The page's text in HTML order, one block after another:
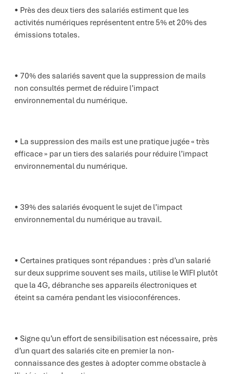
Près des deux tiers des salariés estiment que les
activités numériques représentent entre 5% et 20% des
émissions totales.
70% des salariés savent que la suppression de mails
non consultés permet de réduire l’impact
environnemental du numérique.
La suppression des mails est une pratique jugée « très
efficace » par un tiers des salariés pour réduire l’impact
environnemental du numérique.
39% des salariés évoquent le sujet de l’impact
environnemental du numérique au travail.
Certaines pratiques sont répandues : près d’un salarié
sur deux supprime souvent ses mails, utilise le WIFI plutôt
que la 4G, débranche ses appareils électroniques et
éteint sa caméra pendant les visioconférences.
Signe qu’un effort de sensibilisation est nécessaire, près
d’un quart des salariés cite en premier la non-
connaissance des gestes à adopter comme obstacle à